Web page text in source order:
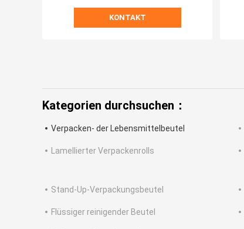
KONTAKT
Kategorien durchsuchen：
Verpacken- der Lebensmittelbeutel
Lamellierter Verpackenrolls
Stand-Up-Verpackungsbeutel
Flüssiger reinigender Beutel